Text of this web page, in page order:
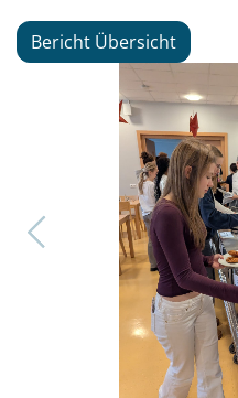
Bericht Übersicht